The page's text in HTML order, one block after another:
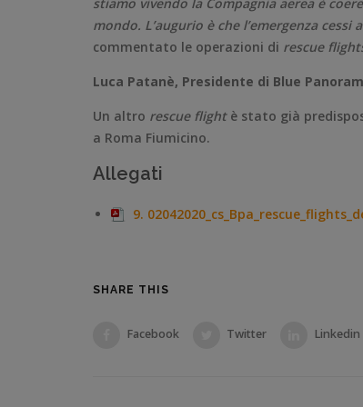
mondo. L’augurio è che l’emergenza
commentato le operazioni di rescue
Luca Patanè, Presidente di Blue
Un altro rescue flight è stato già
a Roma Fiumicino.
Allegati
9.
SHARE THIS
Facebook Twitter Linkedin